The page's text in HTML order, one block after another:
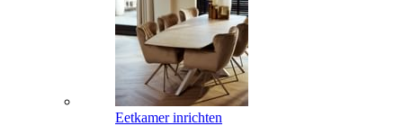
Eetkamer inrichten